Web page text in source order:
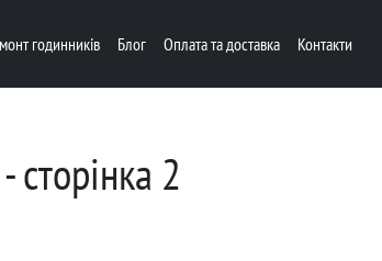
годинників Блог Оплата та доставка Контакти
2